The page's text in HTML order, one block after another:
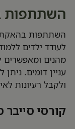
השתתפות
השתתפות
לעודד ילדים
מהנים ומאפשרים
עניין דומים.
ולקבל רעיונות
קורסי סייבר